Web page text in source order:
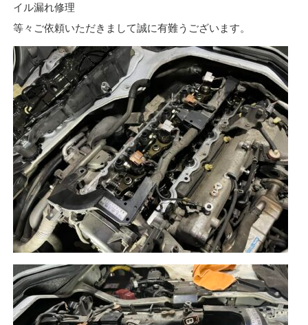
イル漏れ修理
等々ご依頼いただきまして誠に有難うございます。